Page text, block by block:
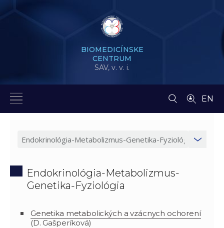
BIOMEDICÍNSKE
CENTRUM
SAV, v. v. i.
EN
Endokrinológia-Metabolizmus-
Genetika-Fyziológia
Genetika metabolických a vzácnych ochorení
(D. Gašperíková)